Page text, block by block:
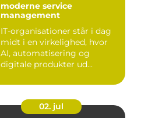
moderne service
management
IT-organisationer står i dag
midt i en virkelighed, hvor
AI, automatisering og
digitale produkter ud...
02. jul